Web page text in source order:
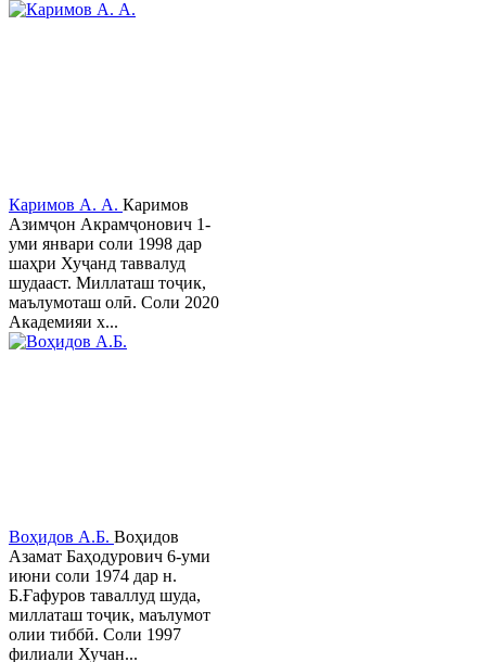
Каримов А. А. Каримов
Азимҷон Акрамҷонович 1-
уми январи соли 1998 дар
шаҳри Хуҷанд таввалуд
шудааст. Миллаташ тоҷик,
маълумоташ олӣ. Соли 2020
Академияи х...
Воҳидов А.Б. Воҳидов
Азамат Баҳодурович 6-уми
июни соли 1974 дар н.
Б.Ғафуров таваллуд шуда,
миллаташ тоҷик, маълумот
олии тиббӣ. Соли 1997
филиали Хучан...